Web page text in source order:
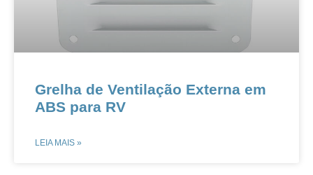
​​​​Grelha de Ventilação Externa em
ABS para RV
LEIA MAIS »